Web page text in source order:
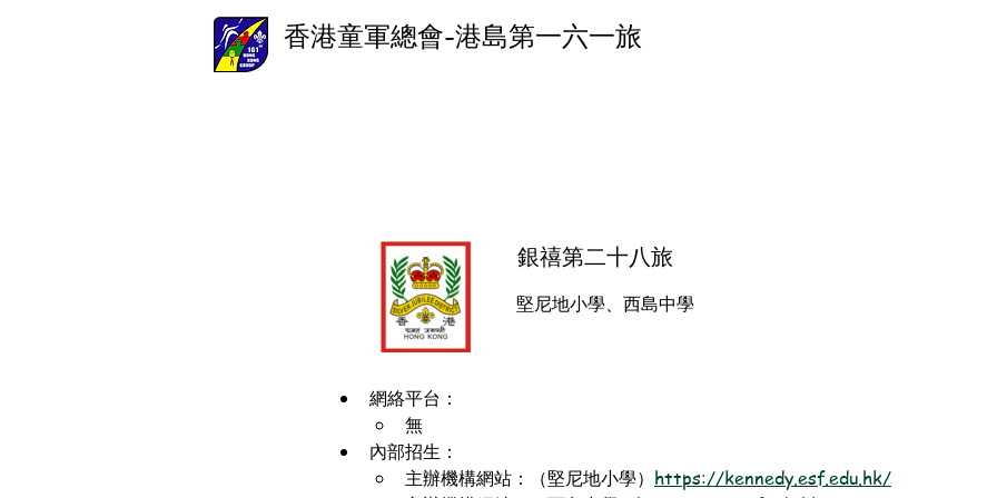
香港童軍總會-港島第一六一旅
銀禧第二十八旅
堅尼地小學、西島中學
網絡平台：
無
內部招生：
主辦機構網站：（堅尼地小學） https://kennedy.esf.edu.hk/